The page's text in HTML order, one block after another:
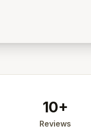
10+
Reviews